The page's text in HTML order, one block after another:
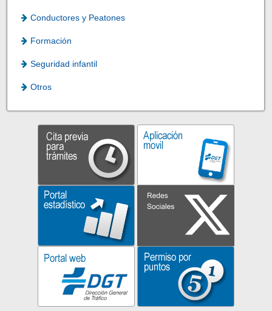
Conductores y Peatones
Formación
Seguridad infantil
Otros